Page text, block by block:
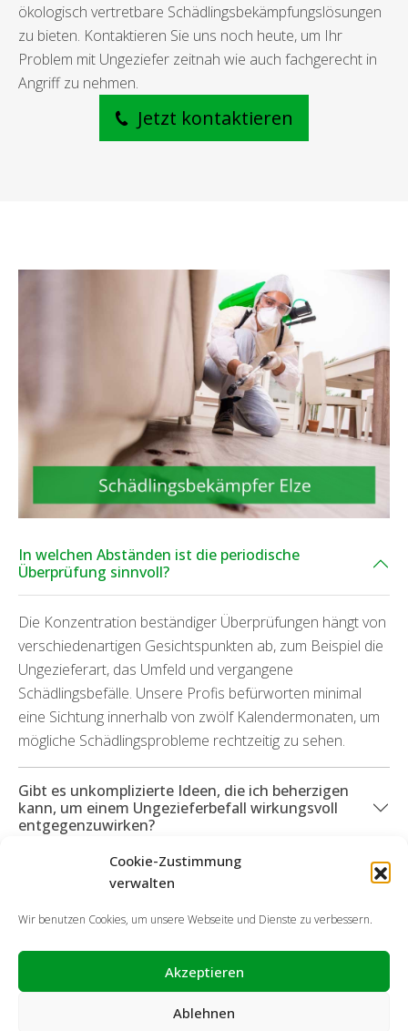
Cookie-Zustimmung
verwalten
Wir benutzen Cookies, um unsere Webseite und Dienste zu verbessern.
Akzeptieren
Ablehnen
ökologisch vertretbare Schädlingsbekämpfungslösungen
zu bieten. Kontaktieren Sie uns noch heute, um Ihr
Problem mit Ungeziefer zeitnah wie auch fachgerecht in
Angriff zu nehmen.
Jetzt kontaktieren
In welchen Abständen ist die periodische
Überprüfung sinnvoll?
Die Konzentration beständiger Überprüfungen hängt von
verschiedenartigen Gesichtspunkten ab, zum Beispiel die
Ungezieferart, das Umfeld und vergangene
Schädlingsbefälle. Unsere Profis befürworten minimal
eine Sichtung innerhalb von zwölf Kalendermonaten, um
mögliche Schädlingsprobleme rechtzeitig zu sehen.
Gibt es unkomplizierte Ideen, die ich beherzigen
kann, um einem Ungezieferbefall wirkungsvoll
entgegenzuwirken?
Was passiert, wenn Schäden auf Grund des
Schädlingsbefalls entstanden sind?